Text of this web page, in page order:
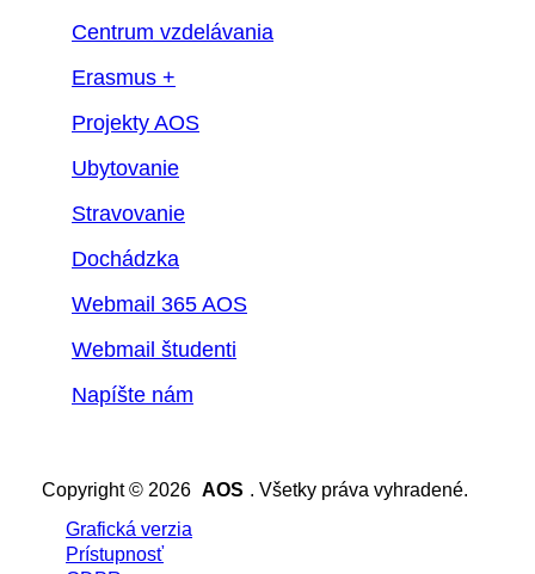
Centrum vzdelávania
Erasmus +
Projekty AOS
Ubytovanie
Stravovanie
Dochádzka
Webmail 365 AOS
Webmail študenti
Napíšte nám
Copyright © 2026 AOS . Všetky práva vyhradené.
Grafická verzia
Prístupnosť